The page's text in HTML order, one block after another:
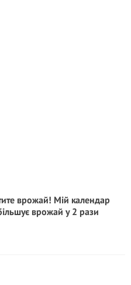
врожай! Мій календар
врожай у 2 рази